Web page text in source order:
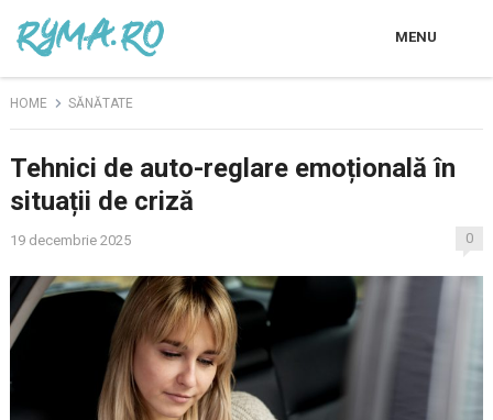
MENU
HOME SĂNĂTATE
Tehnici de auto-reglare emoțională în
situații de criză
19 decembrie 2025 0